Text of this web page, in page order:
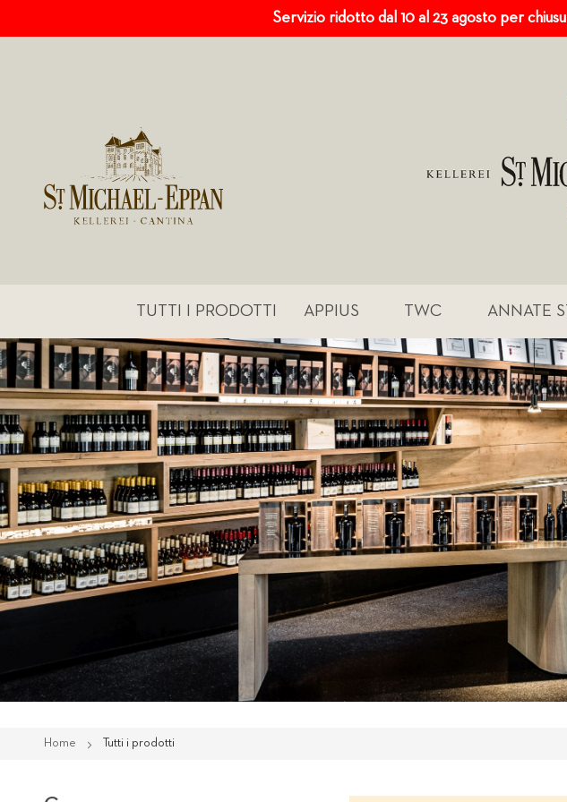
Servizio ridotto dal 10 al 23 agosto per
TUTTI I PRODOTTI APPIUS TWC ANNATE
Home Tutti i prodotti